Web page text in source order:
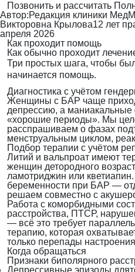
Позвонить и рассчитать
Автор:Редакция клиники
Викторовна Крылова12 лет
апреля 2026
Как проходит помощь
Как обычно проходит
Три простых шага, чтобы
начинается помощь.
Диагностика с учётом
Женщины с БАР чаще
депрессию, а
«хорошие периоды». Мы
расспрашиваем о фазах
менструальным циклом,
Подбор терапии с учётом
Литий и вальпроат имеют
женщин детородного
ламотриджин или
беременности при БАР —
решаем совместно с
Работа с коморбидными
расстройства, ПТСР,
— всё это требует
терапию, которая
только перепады
Когда обращаться
Признаки биполярного